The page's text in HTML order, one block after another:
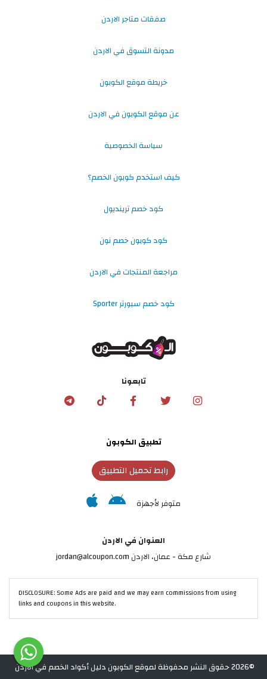
صفقات متاجر الاردن
مدونة التسوق في الاردن
خريطة موقع الكوبون
عن موقع الكوبون في الاردن
سياسة الخصوصية
كيف استخدم كوبون الخصم؟
كود خصم ترينديول
كود كوبون خصم نون
مراجعة المنتجات في الاردن
كود خصم سبورتر Sporter
تابعونا
تطبيق الكوبون
رابط تحميل التطبيق
متوفر لأجهزة
العنوان في الاردن
شارع مكة - عمان، الاردن jordan@alcoupon.com
DISCLOSURE: Some Ads are paid and we may earn commissions from using
links and coupons in this website.
©2026 حقوق النشر محفوظة لموقع الكوبون دليل أكواد الخصم في الاردن